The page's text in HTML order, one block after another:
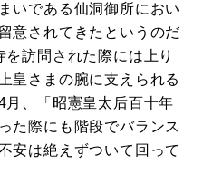
いである仙洞御所におい
意されてきたというのだ
訪問された際には上り
皇さまの腕に支えられる
、「昭憲皇太后百十年
た際にも階段でバランス
安は絶えずついて回って